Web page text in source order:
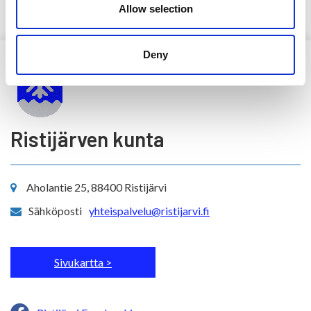
Allow selection
Deny
Ristijärven kunta
Aholantie 25, 88400 Ristijärvi
Sähköposti yhteispalvelu@ristijarvi.fi
Sivukartta >